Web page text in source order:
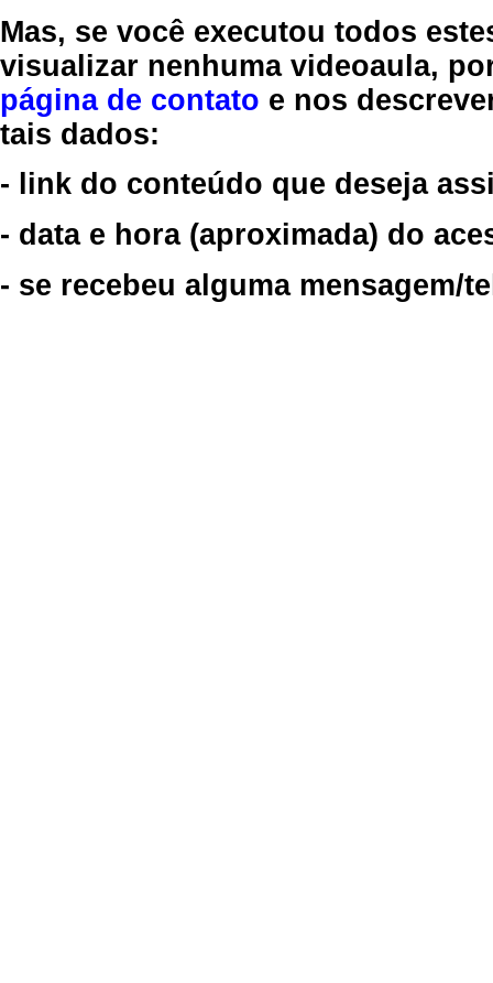
Mas, se você executou todos
visualizar nenhuma videoaula,
página de contato e nos
tais dados:
- link do conteúdo que deseja
- data e hora (aproximada) do
- se recebeu alguma mensagem/